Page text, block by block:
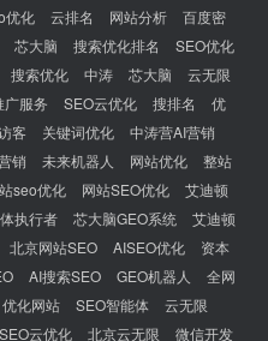
优化 云排名 网站分析
百度密
芯大脑 搜索优化排名
SEO优化
搜索优化 中涛 芯大脑
云无限
广服务 SEO云优化 搜排名
优
客 关键词优化
中涛营AI营销
销 未来机器人 网站优化
整站
seo优化 网站SEO优化
艾迪顿
执行者 芯大脑GEO系统
艾迪顿
北京网站SEO AISEO优化
资本
AI搜索SEO GEO机器人
全网
优化网站 SEO智能体
云无限
SEO云优化 北京云无限
微信开发